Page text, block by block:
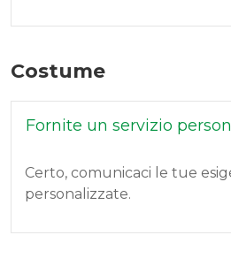
Costume
Fornite un servizio
Certo, comunicaci le tue
personalizzate.